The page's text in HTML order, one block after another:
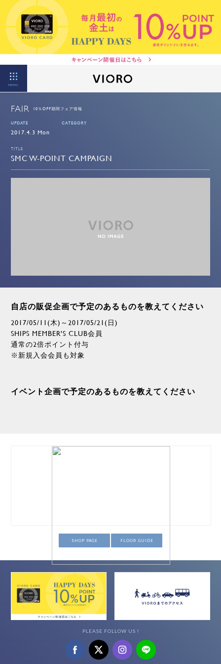
MENU
FAIR 10％OFF期間フェア情報
UPDATE
2017.4.3 Mon
CATEGORY
TITLE
SMC W-POINT CAMPAIGN
自店の販促企画で予定のあるものを教えてください
2017/05/11(木)～2017/05/21(日)
SHIPS MEMBER'S CLUB会員
通常の2倍ポイント付与
※新規入会会員も対象
イベント企画で予定のあるものを教えてください
SHOP PAGE FLOOR GUIDE
PLEASE FOLLOW US !